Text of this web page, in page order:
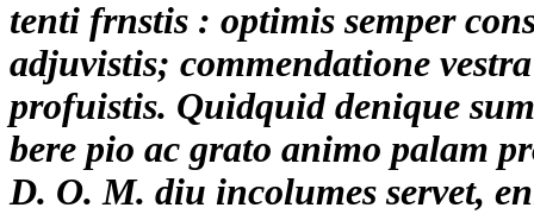
tenti frnstis : optimis semper
adjuvistis; commendatione
profuistis. Quidquid denique
bere pio ac grato animo palam
D. O. M. diu incolumes servet,